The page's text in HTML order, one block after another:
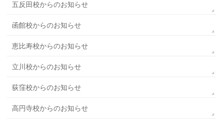
五反田校からのお知らせ
函館校からのお知らせ
恵比寿校からのお知らせ
立川校からのお知らせ
荻窪校からのお知らせ
高円寺校からのお知らせ